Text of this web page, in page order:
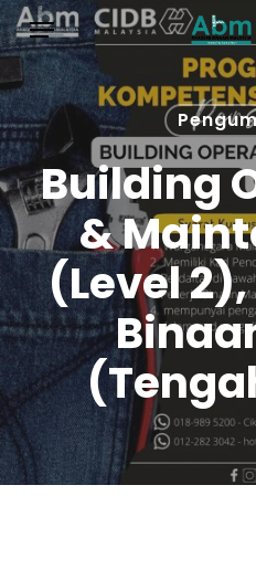
Skip
to
main
content
Menu
Building
&
(Level